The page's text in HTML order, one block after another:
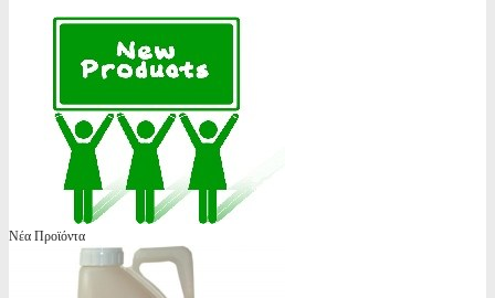
Νέα Προϊόντα